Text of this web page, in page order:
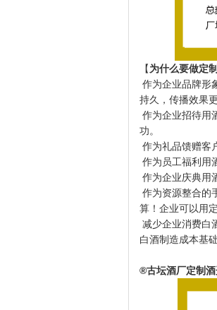
【为什么要做定制
作为企业品牌形
持久，传播效果更
作为企业招待用
功。
作为礼品馈赠客
作为员工福利用
作为企业庆典用
作为资源整合的
算！企业可以用
减少企业消费白
白酒制造成本基
®古坛酒厂定制